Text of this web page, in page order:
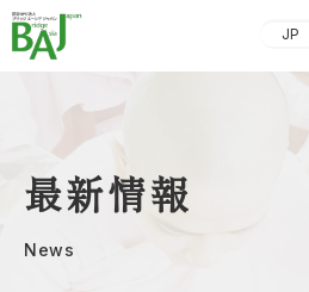
JP
最新情報
News